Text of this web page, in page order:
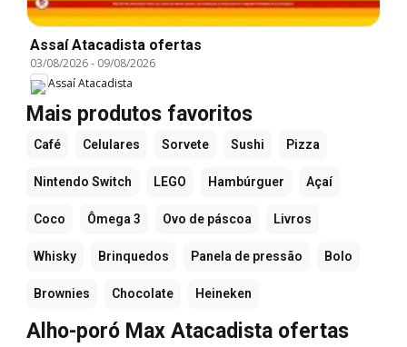
Assaí Atacadista ofertas
03/08/2026- 09/08/2026
Assaí Atacadista
Mais produtos favoritos
Café Celulares Sorvete Sushi Pizza
Nintendo Switch LEGO Hambúrguer Açaí
Coco Ômega 3 Ovo de páscoa Livros
Whisky Brinquedos Panela de pressão Bolo
Brownies Chocolate Heineken
Alho-poró Max Atacadista ofertas